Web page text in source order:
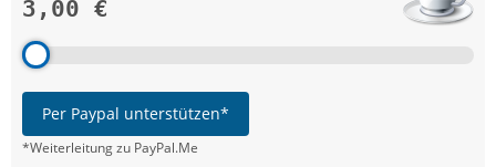
3,00 €
Per Paypal unterstützen*
*Weiterleitung zu PayPal.Me